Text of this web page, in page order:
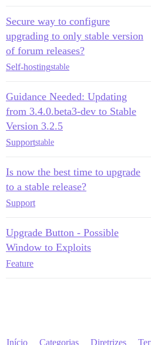
Secure way to configure
upgrading to only stable version
of forum releases?
Self-hostingstable
Guidance Needed: Updating
from 3.4.0.beta3-dev to Stable
Version 3.2.5
Supportstable
Is now the best time to upgrade
to a stable release?
Support
Upgrade Button - Possible
Window to Exploits
Feature
Início Categorias Diretrizes